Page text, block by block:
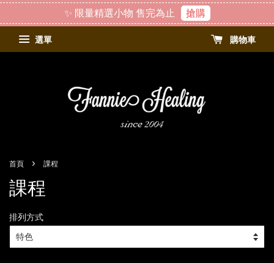
✨ 限量精選小物 售完為止 搶購
選單 購物車
首頁 › 課程
課程
排列方式